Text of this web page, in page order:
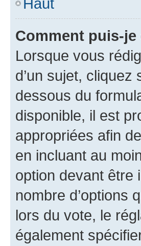
Comment puis-
Lorsque vous
d’un sujet, cliquez
dessous du
disponible, il est
appropriées afin
en incluant au
option devant être
nombre d’options
lors du vote, le
également